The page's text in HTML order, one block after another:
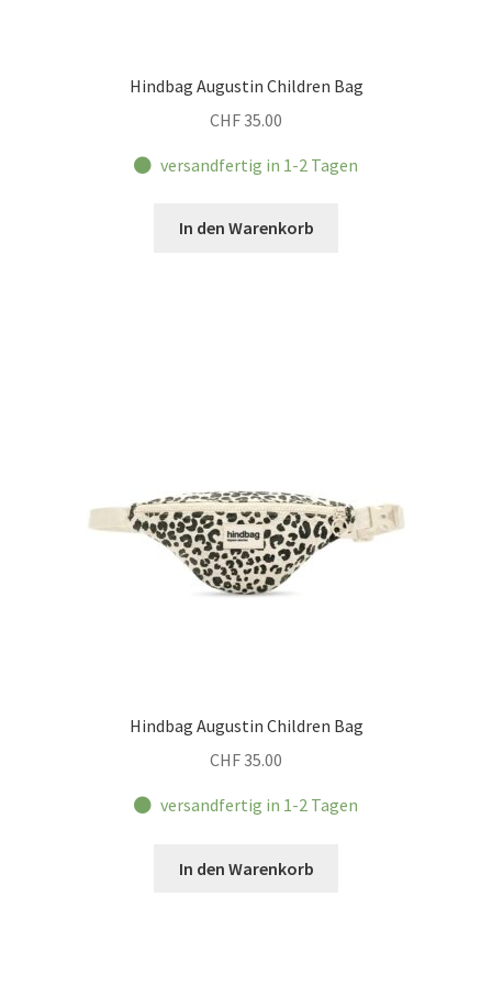
Hindbag Augustin Children Bag
CHF35.00
versandfertig in 1-2 Tagen
In den Warenkorb
Hindbag Augustin Children Bag
CHF35.00
versandfertig in 1-2 Tagen
In den Warenkorb